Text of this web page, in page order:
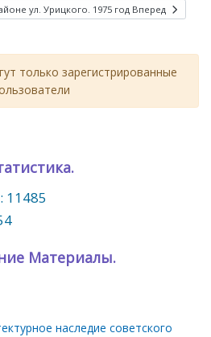
ул. Урицкого. 1975 год Вперед
только зарегистрированные
11485
Материалы.
наследие советского